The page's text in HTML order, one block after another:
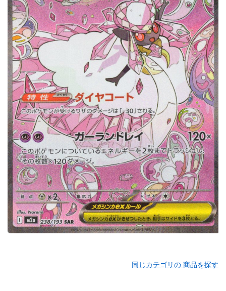
同じカテゴリの 商品を探す